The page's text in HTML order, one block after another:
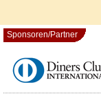
Sponsoren/Partner